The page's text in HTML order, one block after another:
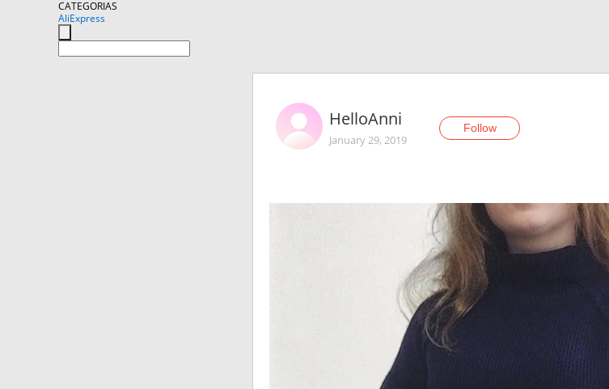
CATEGORIAS
AliExpress
HelloАnni
January 29, 2019
Follow